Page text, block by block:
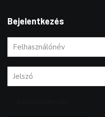
Bejelentkezés